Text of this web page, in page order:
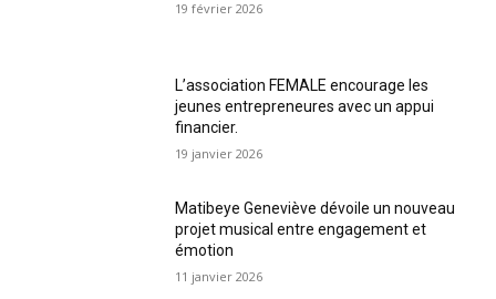
19 février 2026
L’association FEMALE encourage les
jeunes entrepreneures avec un appui
financier.
19 janvier 2026
Matibeye Geneviève dévoile un nouveau
projet musical entre engagement et
émotion
11 janvier 2026